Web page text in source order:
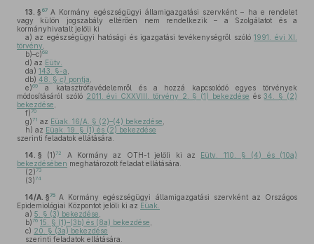
13. § 67 A Kormány egészségügyi államigazgatási szervként – ha e rendelet
vagy külön jogszabály eltérően nem rendelkezik – a Szolgálatot és a
kormányhivatalt jelöli ki
a) az egészségügyi hatósági és igazgatási tevékenységről szóló1991. évi XI.
törvény
b)–c)68
d) az Eütv.
da) 143. §-a
db) 48. § c) pontja
e)69
a katasztrófavédelemről és a hozzá kapcsolódó egyes törvények
módosításáról szóló 2011. évi CXXVIII. törvény 2. § (1) bekezdése és34. § (2)
bekezdése
f)70
g)71 az Eüak. 16/A. § (2)–(4) bekezdése
h) az Eüak. 19. § (1) és (2) bekezdése
szerinti feladatok ellátására.
14. § (1)72 A Kormány az OTH-t jelöli ki az Eütv. 110. § (4) és (10a)
bekezdésében meghatározott feladat ellátására.
(2)73
(3)74
14/A. §75 A Kormány egészségügyi államigazgatási szervként az Országos
Epidemiológiai Központot jelöli ki az Eüak.
a) 5. § (3) bekezdése
b)76 15. § (1)–(3b) és (8a) bekezdése
c) 20. § (3a) bekezdése
szerinti feladatok ellátására.